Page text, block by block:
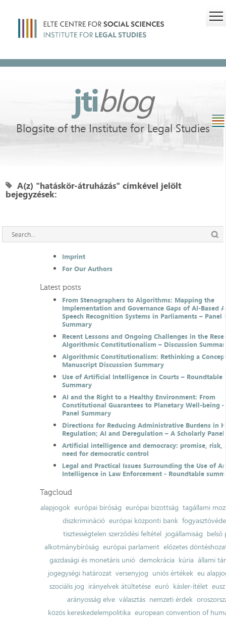
jtiblog
Blogsite of the Institute for Legal Studies
A(z) "hatáskör-átruházás" címkével jelölt
bejegyzések:
Imprint
For Our Authors
Latest posts
From Stenographers to Algorithms: Mapping the
Implementation and Governance Gaps of AI-Based
Speech Recognition Systems in Parliaments – Panel
Summary
Recent Lessons and Ongoing Challenges in the
Algorithmic Constitutionalism – Discussion
Algorithmic Constitutionalism: Rethinking a
Manuscript Discussion Summary
Use of Artificial Intelligence in Courts – Roundtable
Summary
AI and the Right to a Healthy Environment: From
Constitutional Guarantees to Planetary Well-being
Panel Summary
Directions for Reducing Administrative Burdens in
Regulation; AI and Deregulation – A Scholarly
Artificial intelligence and democracy: promise, risk,
need for democratic control
Legal and Practical Issues Surrounding the Use of
Intelligence in Law Enforcement - Roundtable
Tagcloud
alapjogok európai bíróság európai bizottság tagállami
diszkrimináció európai központi bank
tisztességtelen szerződési feltétel jogállamiság belső
alkotmánybíróság európai parlament előzetes
gazdasági és monetáris unió demokrácia kúria állami
jogegységi határozat versenyjog uniós értékek eu
szociális jog irányelvek átültetése euró kásler-ítélet
arányosság elve választás nemzeti érdek
közös kereskedelempolitika european convention of